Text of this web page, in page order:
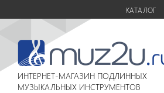
КАТАЛОГ
ИНТЕРНЕТ-МАГАЗИН ПОДЛИННЫХ
МУЗЫКАЛЬНЫХ ИНСТРУМЕНТОВ